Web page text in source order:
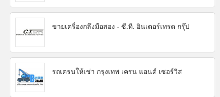
ขายเครื่องกลึงมือสอง - ซี.ที. อินเตอร์เทรด กรุ๊ป
รถเครนให้เช่า กรุงเทพ เครน แอนด์ เซอร์วิส